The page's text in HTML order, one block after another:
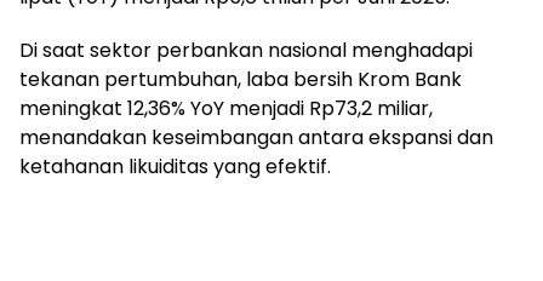
Di saat sektor perbankan nasional menghadapi
tekanan pertumbuhan, laba bersih Krom Bank
meningkat 12,36% YoY menjadi Rp73,2 miliar,
menandakan keseimbangan antara ekspansi dan
ketahanan likuiditas yang efektif.